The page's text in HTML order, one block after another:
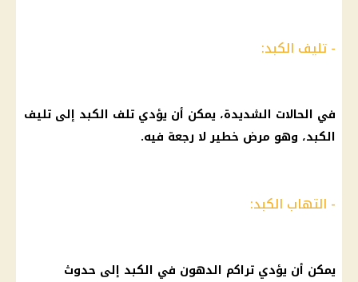
- تليف الكبد:
في الحالات الشديدة، يمكن أن يؤدي تلف الكبد إلى تليف
الكبد، وهو مرض خطير لا رجعة فيه.
- التهاب الكبد:
يمكن أن يؤدي تراكم الدهون في الكبد إلى حدوث